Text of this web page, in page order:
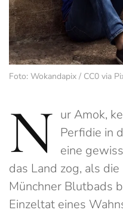
Foto: Wokandapix / CC0 via
N ur Amok,
Perfidie in
eine
das Land zog, als
Münchner Blutbads
Einzeltat eines